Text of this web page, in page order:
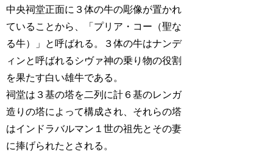
中央祠堂正面に３体の牛の彫像が置かれ
ていることから、「プリア・コー（聖な
る牛）」と呼ばれる。３体の牛はナンデ
ィンと呼ばれるシヴァ神の乗り物の役割
を果たす白い雄牛である。
祠堂は３基の塔を二列に計６基のレンガ
造りの塔によって構成され、それらの塔
はインドラバルマン１世の祖先とその妻
に捧げられたとされる。